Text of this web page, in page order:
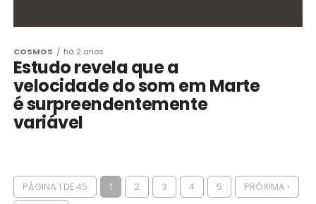
COSMOS há 2 anos
Estudo revela que a
velocidade do som em Marte
é surpreendentemente
variável
PÁGINA 1 DE 45 1 2 3 4 5 PRÓXIMA ›